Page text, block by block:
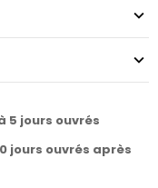
5 jours ouvrés
jours ouvrés après